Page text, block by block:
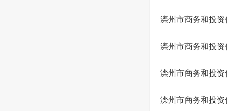
滦州市商务和投资
滦州市商务和投资
滦州市商务和投资
滦州市商务和投资